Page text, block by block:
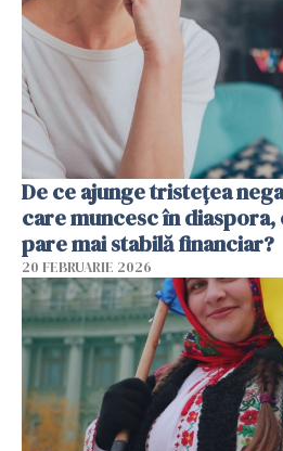
De ce ajunge tristețea
care muncesc în
pare mai stabilă financiar?
20 FEBRUARIE 2026